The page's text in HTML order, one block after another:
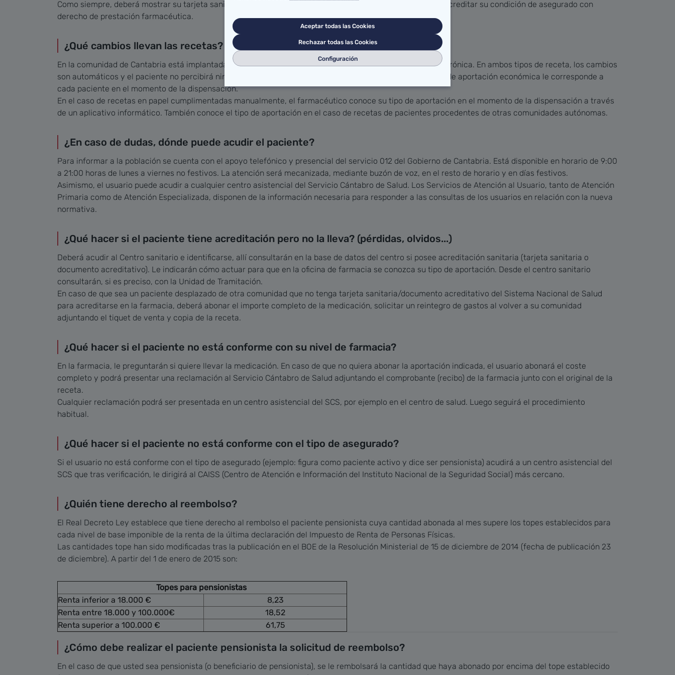
Como siempre, deberá mostrar su tarjeta sanitaria en la farmacia en el momento de la dispensación para acreditar su condición de asegurado con
derecho de prestación farmacéutica.
¿Qué cambios llevan las recetas?
En la comunidad de Cantabria está implantada mayoritariamente la Receta Informatizada y la Receta Electrónica. En ambos tipos de receta, los cambios
son automáticos y el paciente no percibirá ninguna diferencia. En la oficina de farmacia, conocen qué tipo de aportación económica le corresponde a
cada paciente en el momento de la dispensación.
En el caso de recetas en papel cumplimentadas manualmente, el farmacéutico conoce su tipo de aportación en el momento de la dispensación a través
de un aplicativo informático. También conoce el tipo de aportación en el caso de recetas de pacientes procedentes de otras comunidades autónomas.
¿En caso de dudas, dónde puede acudir el paciente?
Para informar a la población se cuenta con el apoyo telefónico y presencial del servicio 012 del Gobierno de Cantabria. Está disponible en horario de 9:00
a 21:00 horas de lunes a viernes no festivos. La atención será mecanizada, mediante buzón de voz, en el resto de horario y en días festivos.
Asimismo, el usuario puede acudir a cualquier centro asistencial del Servicio Cántabro de Salud. Los Servicios de Atención al Usuario, tanto de Atención
Primaria como de Atención Especializada, disponen de la información necesaria para responder a las consultas de los usuarios en relación con la nueva
normativa.
¿Qué hacer si el paciente tiene acreditación pero no la lleva? (pérdidas, olvidos...)
Deberá acudir al Centro sanitario e identificarse, allí consultarán en la base de datos del centro si posee acreditación sanitaria (tarjeta sanitaria o
documento acreditativo). Le indicarán cómo actuar para que en la oficina de farmacia se conozca su tipo de aportación. Desde el centro sanitario
consultarán, si es preciso, con la Unidad de Tramitación.
En caso de que sea un paciente desplazado de otra comunidad que no tenga tarjeta sanitaria/documento acreditativo del Sistema Nacional de Salud
para acreditarse en la farmacia, deberá abonar el importe completo de la medicación, solicitar un reintegro de gastos al volver a su comunidad
adjuntando el tiquet de venta y copia de la receta.
¿Qué hacer si el paciente no está conforme con su nivel de farmacia?
En la farmacia, le preguntarán si quiere llevar la medicación. En caso de que no quiera abonar la aportación indicada, el usuario abonará el coste
completo y podrá presentar una reclamación al Servicio Cántabro de Salud adjuntando el comprobante (recibo) de la farmacia junto con el original de la
receta.
Cualquier reclamación podrá ser presentada en un centro asistencial del SCS, por ejemplo en el centro de salud. Luego seguirá el procedimiento
habitual.
¿Qué hacer si el paciente no está conforme con el tipo de asegurado?
Si el usuario no está conforme con el tipo de asegurado (ejemplo: figura como paciente activo y dice ser pensionista) acudirá a un centro asistencial del
SCS que tras verificación, le dirigirá al CAISS (Centro de Atención e Información del Instituto Nacional de la Seguridad Social) más cercano.
¿Quién tiene derecho al reembolso?
El Real Decreto Ley establece que tiene derecho al rembolso el paciente pensionista cuya cantidad abonada al mes supere los topes establecidos para
cada nivel de base imponible de la renta de la última declaración del Impuesto de Renta de Personas Físicas.
Las cantidades tope han sido modificadas tras la publicación en el BOE de la Resolución Ministerial de 15 de diciembre de 2014 (fecha de publicación 23
de diciembre). A partir del 1 de enero de 2015 son:
Topes para pensionistas
Renta inferior a 18.000 €
8,23
Renta entre 18.000 y 100.000€
18,52
Renta superior a 100.000 €
61,75
¿Cómo debe realizar el paciente pensionista la solicitud de reembolso?
En el caso de que usted sea pensionista (o beneficiario de pensionista), se le rembolsará la cantidad que haya abonado por encima del tope establecido
Aceptar todas las Cookies
Rechazar todas las Cookies
Configuración